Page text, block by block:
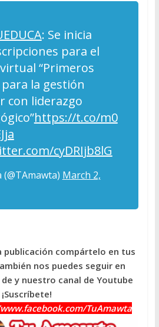
: Se inicia
para el
“Primeros
la gestión
con liderazgo
https://t.co/m0
cyDRIjb8lG
March 2,
publicación compártelo en tus
nos puedes seguir en
y nuestro canal de Youtube
¡Suscríbete!
TuAmawta